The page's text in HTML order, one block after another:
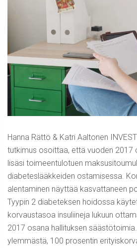
Hanna Rättö & Katri Aaltonen
tutkimus osoittaa, että vuoden 2017
lisäsi toimeentulotuen
diabeteslääkkeiden ostamisessa.
alentaminen näyttää kasvattaneen
Tyypin 2 diabeteksen hoidossa
korvaustasoa insuliineja lukuun
2017 osana hallituksen
ylemmästä, 100 prosentin